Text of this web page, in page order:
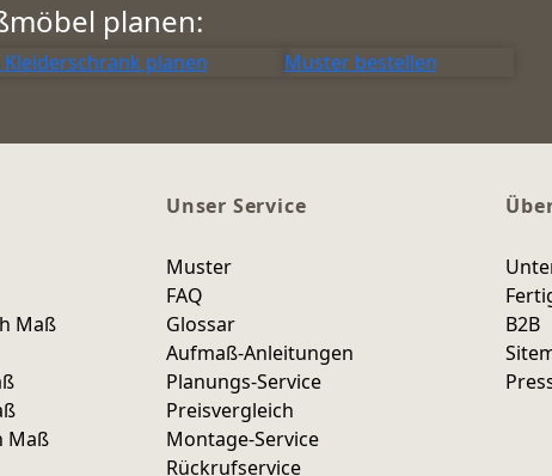
planen:
Kleiderschrank planen Muster bestellen
Maß
Maß
Unser Service
Muster
FAQ
Glossar
Aufmaß-Anleitungen
Planungs-Service
Preisvergleich
Montage-Service
Rückrufservice
B2B